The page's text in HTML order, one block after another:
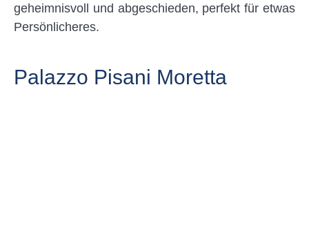
geheimnisvoll und abgeschieden, perfekt für etwas
Persönlicheres.
Palazzo Pisani Moretta